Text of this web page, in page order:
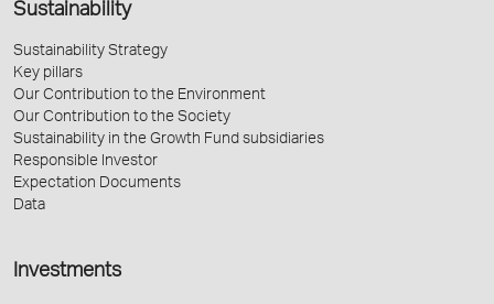
Sustainability
Sustainability Strategy
Key pillars
Our Contribution to the Environment
Our Contribution to the Society
Sustainability in the Growth Fund subsidiaries
Responsible Investor
Expectation Documents
Data
Investments